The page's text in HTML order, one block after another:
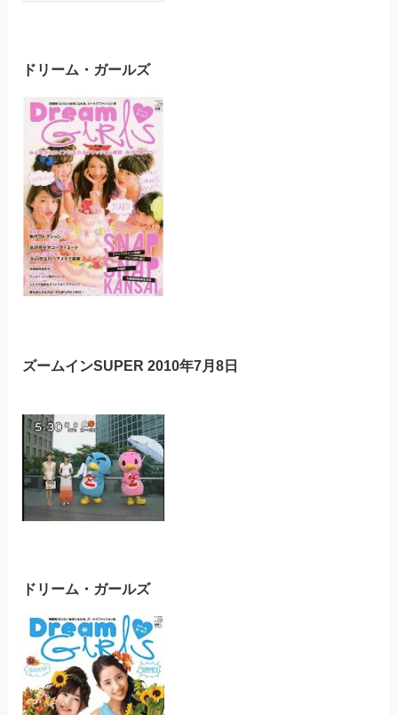
ドリーム・ガールズ
ズームインSUPER 2010年7月8日
ドリーム・ガールズ